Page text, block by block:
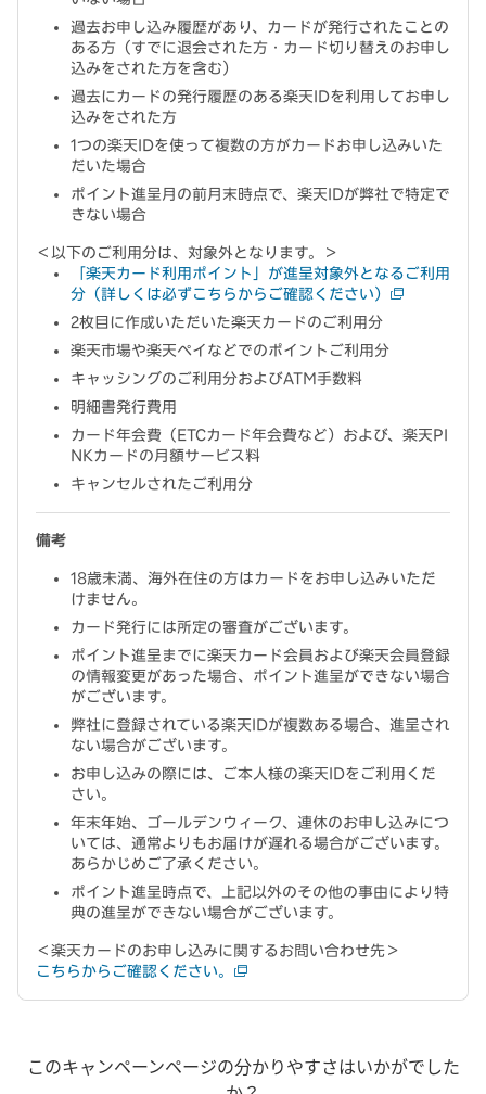
過去お申し込み履歴があり、カードが発行されたことの
ある方（すでに退会された方・カード切り替えのお申し
込みをされた方を含む）
過去にカードの発行履歴のある楽天IDを利用してお申し
込みをされた方
1つの楽天IDを使って複数の方がカードお申し込みいた
だいた場合
ポイント進呈月の前月末時点で、楽天IDが弊社で特定で
きない場合
＜以下のご利用分は、対象外となります。＞
「楽天カード利用ポイント」が進呈対象外となるご利用
分（詳しくは必ずこちらからご確認ください）
2枚目に作成いただいた楽天カードのご利用分
楽天市場や楽天ペイなどでのポイントご利用分
キャッシングのご利用分およびATM手数料
明細書発行費用
カード年会費（ETCカード年会費など）および、楽天PI
NKカードの月額サービス料
キャンセルされたご利用分
備考
18歳未満、海外在住の方はカードをお申し込みいただ
けません。
カード発行には所定の審査がございます。
ポイント進呈までに楽天カード会員および楽天会員登録
の情報変更があった場合、ポイント進呈ができない場合
がございます。
弊社に登録されている楽天IDが複数ある場合、進呈され
ない場合がございます。
お申し込みの際には、ご本人様の楽天IDをご利用くだ
さい。
年末年始、ゴールデンウィーク、連休のお申し込みにつ
いては、通常よりもお届けが遅れる場合がございます。
あらかじめご了承ください。
ポイント進呈時点で、上記以外のその他の事由により特
典の進呈ができない場合がございます。
＜楽天カードのお申し込みに関するお問い合わせ先＞
こちらからご確認ください。
このキャンペーンページの分かりやすさはいかがでした